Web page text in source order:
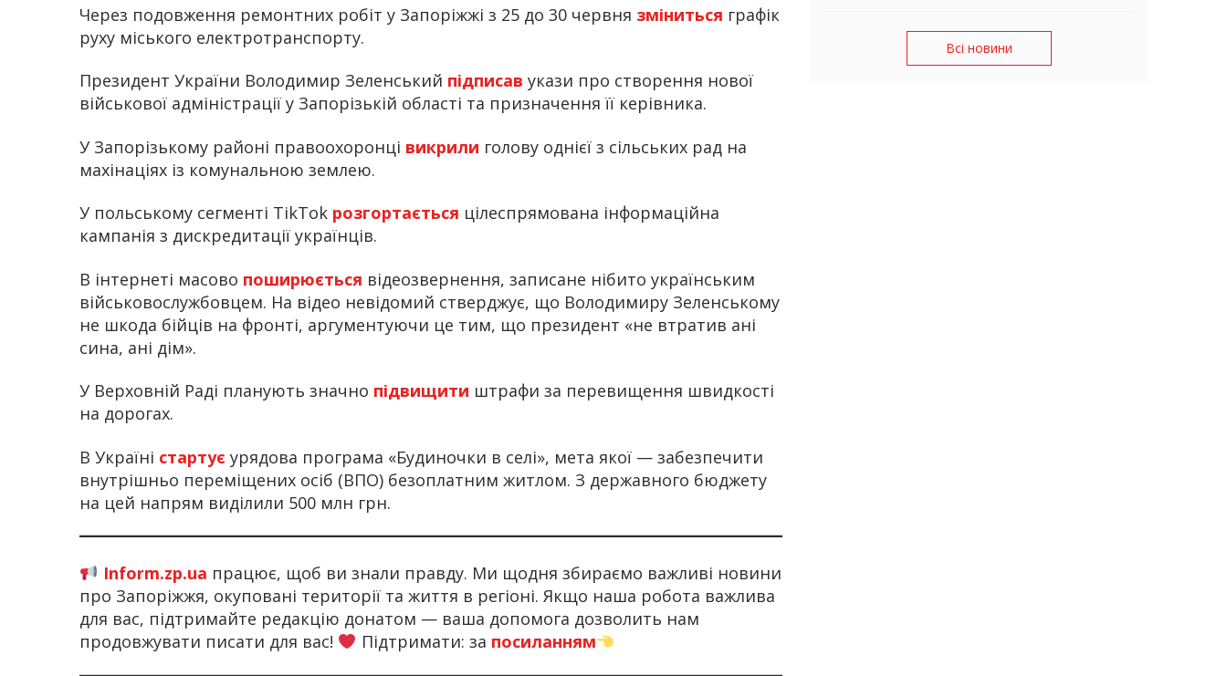
Через подовження ремонтних робіт у Запоріжжі з 25 до 30 червня зміниться графік
руху міського електротранспорту.
Президент України Володимир Зеленський підписав укази про створення нової
військової адміністрації у Запорізькій області та призначення її керівника.
У Запорізькому районі правоохоронці викрили голову однієї з сільських рад на
махінаціях із комунальною землею.
У польському сегменті TikTok розгортається цілеспрямована інформаційна
кампанія з дискредитації українців.
В інтернеті масово поширюється відеозвернення, записане нібито українським
військовослужбовцем. На відео невідомий стверджує, що Володимиру Зеленському
не шкода бійців на фронті, аргументуючи це тим, що президент «не втратив ані
сина, ані дім».
У Верховній Раді планують значно підвищити штрафи за перевищення швидкості
на дорогах.
В Україні стартує урядова програма «Будиночки в селі», мета якої — забезпечити
внутрішньо переміщених осіб (ВПО) безоплатним житлом. З державного бюджету
на цей напрям виділили 500 млн грн.
Inform.zp.ua працює, щоб ви знали правду. Ми щодня збираємо важливі новини
про Запоріжжя, окуповані території та життя в регіоні. Якщо наша робота важлива
для вас, підтримайте редакцію донатом — ваша допомога дозволить нам
продовжувати писати для вас!
Підтримати: за посиланням
Всі новини